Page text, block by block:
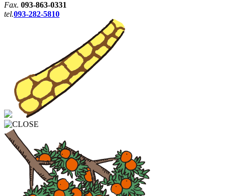
Fax. 093-863-0331
tel.093-282-5810